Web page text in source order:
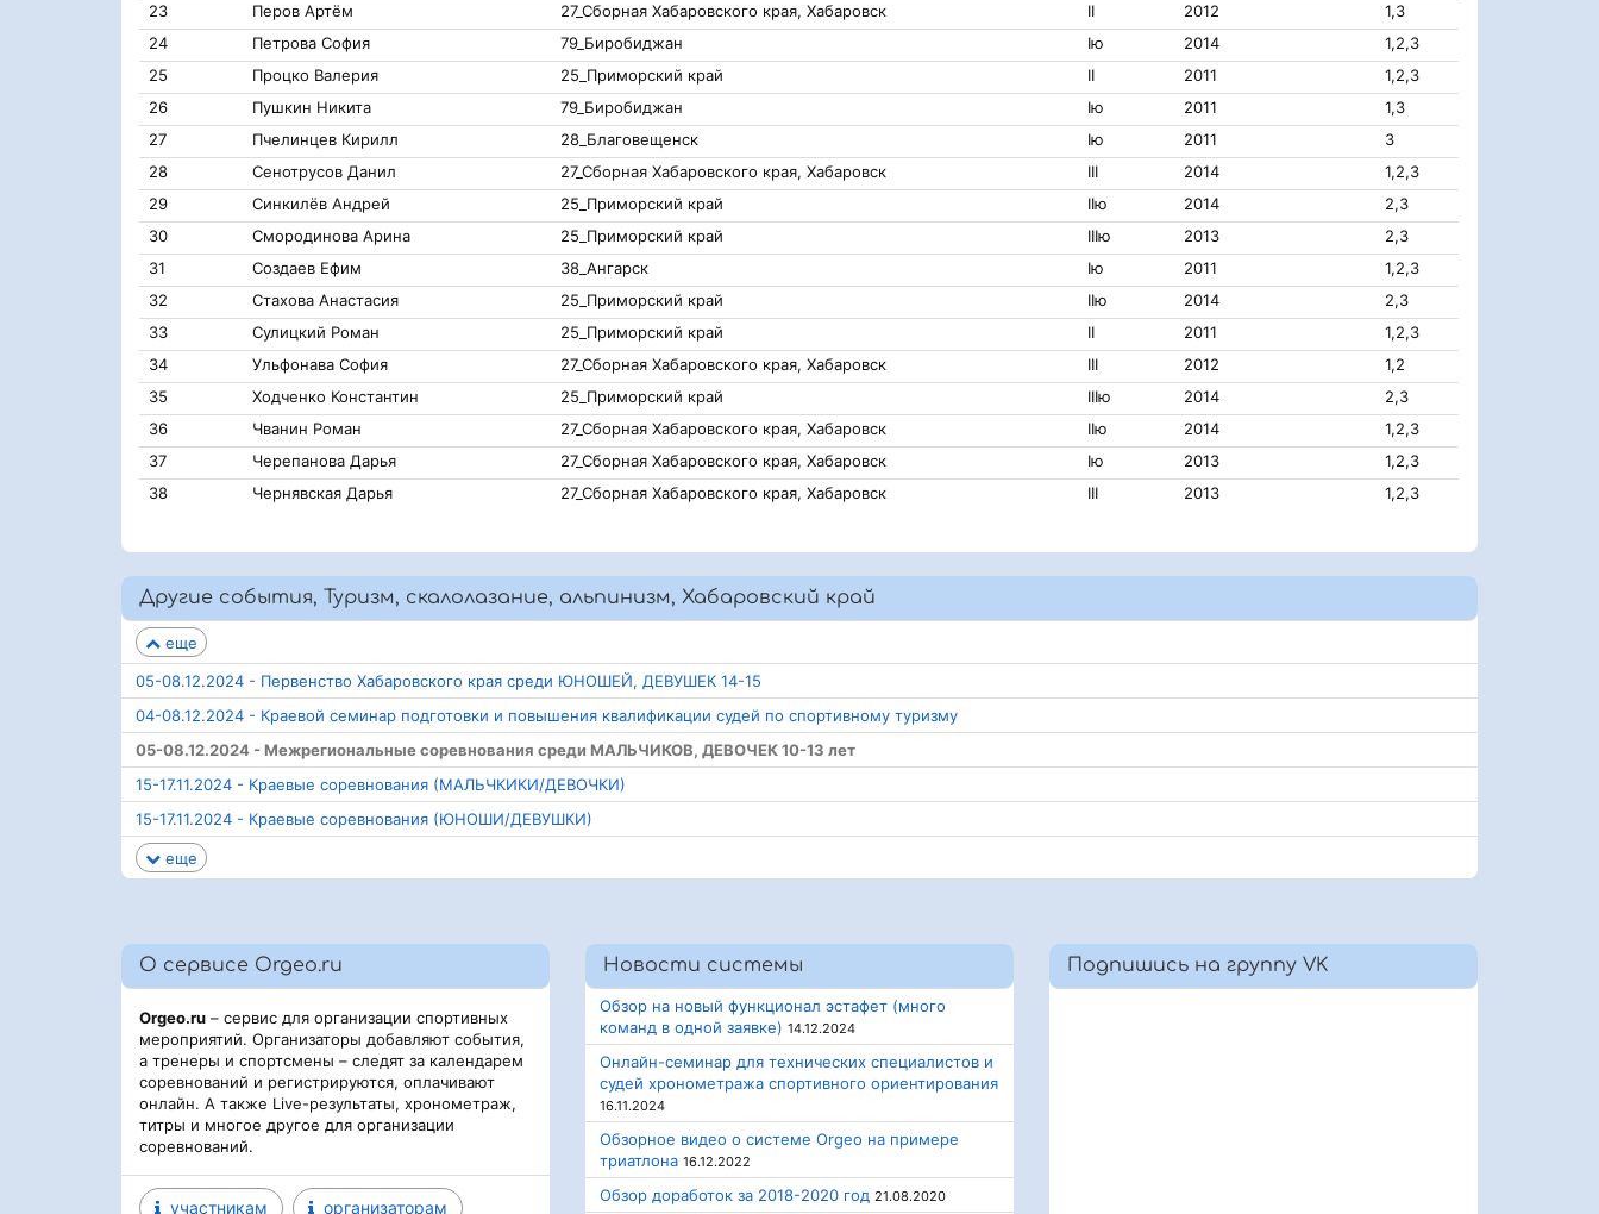
23
Перов Артём 27_Сборная Хабаровского края, Хабаровск II 2012
1,3
24
Петрова София 79_Биробиджан Iю 2014
1,2,3
25
Процко Валерия 25_Приморский край II 2011
1,2,3
26
Пушкин Никита 79_Биробиджан Iю 2011
1,3
27
Пчелинцев Кирилл 28_Благовещенск Iю 2011
3
28
Сенотрусов Данил 27_Сборная Хабаровского края, Хабаровск III 2014
1,2,3
29
Синкилёв Андрей 25_Приморский край IIю 2014
2,3
30
Смородинова Арина 25_Приморский край IIIю 2013
2,3
31
Создаев Ефим 38_Ангарск Iю 2011
1,2,3
32
Стахова Анастасия 25_Приморский край IIю 2014
2,3
33
Сулицкий Роман 25_Приморский край II 2011
1,2,3
34
Ульфонава София 27_Сборная Хабаровского края, Хабаровск III 2012
1,2
35
Ходченко Константин 25_Приморский край IIIю 2014
2,3
36
Чванин Роман 27_Сборная Хабаровского края, Хабаровск IIю 2014
1,2,3
37
Черепанова Дарья 27_Сборная Хабаровского края, Хабаровск Iю 2013
1,2,3
38
Чернявская Дарья 27_Сборная Хабаровского края, Хабаровск III 2013 1,2,3
Другие события, Туризм, скалолазание, альпинизм, Хабаровский край
еще
05-08.12.2024 - Первенство Хабаровского края среди ЮНОШЕЙ, ДЕВУШЕК 14-15
04-08.12.2024 - Краевой семинар подготовки и повышения квалификации судей по спортивному туризму
05-08.12.2024 - Межрегиональные соревнования среди МАЛЬЧИКОВ, ДЕВОЧЕК 10-13 лет
15-17.11.2024 - Краевые соревнования (МАЛЬЧКИКИ/ДЕВОЧКИ)
15-17.11.2024 - Краевые соревнования (ЮНОШИ/ДЕВУШКИ)
еще
О сервисе Orgeo.ru
Orgeo.ru – сервис для организации спортивных
мероприятий. Организаторы добавляют события,
а тренеры и спортсмены – следят за календарем
соревнований и регистрируются, оплачивают
онлайн. А также Live-результаты, хронометраж,
титры и многое другое для организации
соревнований.
участникам организаторам
Новости системы
Обзор на новый функционал эстафет (много
команд в одной заявке) 14.12.2024
Онлайн-семинар для технических специалистов и
судей хронометража спортивного ориентирования
16.11.2024
Обзорное видео о системе Orgeo на примере
триатлона 16.12.2022
Обзор доработок за 2018-2020 год 21.08.2020
Подпишись на группу VK